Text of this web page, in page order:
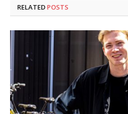
RELATED POSTS